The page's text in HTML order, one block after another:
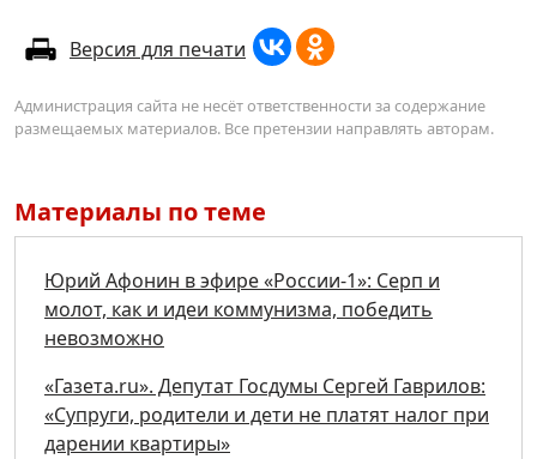
Версия для печати
Администрация сайта не несёт ответственности за содержание
размещаемых материалов. Все претензии направлять авторам.
Материалы по теме
Юрий Афонин в эфире «России-1»: Серп и
молот, как и идеи коммунизма, победить
невозможно
«Газета.ru». Депутат Госдумы Сергей Гаврилов:
«Супруги, родители и дети не платят налог при
дарении квартиры»